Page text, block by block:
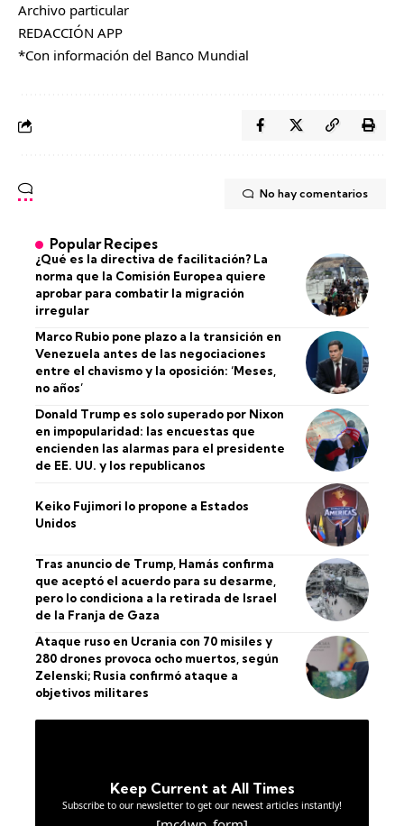
Archivo particular
REDACCIÓN APP
*Con información del Banco Mundial
No hay comentarios
Popular Recipes
¿Qué es la directiva de facilitación? La
norma que la Comisión Europea quiere
aprobar para combatir la migración
irregular
Marco Rubio pone plazo a la transición en
Venezuela antes de las negociaciones
entre el chavismo y la oposición: ‘Meses,
no años’
Donald Trump es solo superado por Nixon
en impopularidad: las encuestas que
encienden las alarmas para el presidente
de EE. UU. y los republicanos
Keiko Fujimori lo propone a Estados
Unidos
Tras anuncio de Trump, Hamás confirma
que aceptó el acuerdo para su desarme,
pero lo condiciona a la retirada de Israel
de la Franja de Gaza
Ataque ruso en Ucrania con 70 misiles y
280 drones provoca ocho muertos, según
Zelenski; Rusia confirmó ataque a
objetivos militares
Keep Current at All Times
Subscribe to our newsletter to get our newest articles instantly!